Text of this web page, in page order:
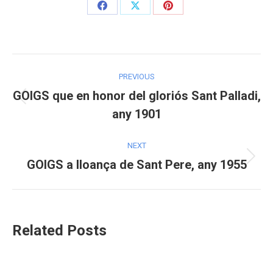
Share
Share
Share
navigation
PREVIOUS
Previous
post:
GOIGS que en honor del gloriós Sant Palladi,
any 1901
NEXT
Next
GOIGS a lloança de Sant Pere, any 1955
Related Posts